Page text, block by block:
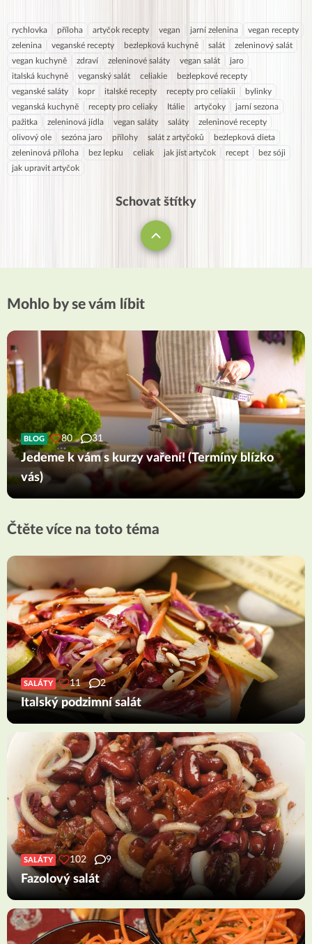
rychlovka příloha artyčok recepty vegan jarní zelenina
vegan recepty
zelenina
veganské recepty bezlepková kuchyně salát
zeleninový salát
vegan kuchyně
zdraví zeleninové saláty vegan salát
jaro
italská kuchyně
veganský salát celiakie
bezlepkové recepty
veganské saláty
kopr italské recepty recepty pro celiakii
bylinky
veganská kuchyně
recepty pro celiaky Itálie artyčoky
jarní sezona
pažitka
zeleninová jídla vegan saláty saláty
zeleninové recepty
olivový ole
sezóna jaro přílohy salát z artyčoků
bezlepková dieta
zeleninová příloha
bez lepku celiak jak jíst artyčok recept
bez sóji
jak upravit artyčok
Schovat štítky
Mohlo by se vám líbit
BLOG 80 31
Jedeme k vám s kurzy vaření! (Termíny blízko
vás)
Čtěte více na toto téma
SALÁTY 11 2
Italský podzimní salát
SALÁTY 102 9
Fazolový salát